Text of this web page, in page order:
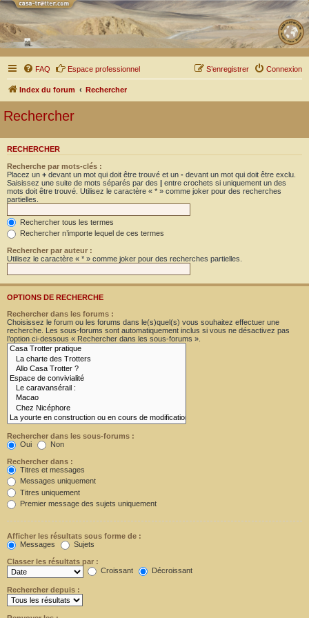
FAQ Espace professionnel Connexion
S’enregistrer
Index du forum Rechercher
Rechercher
RECHERCHER
Recherche par mots-clés :
Placez un + devant un mot qui doit être trouvé et un - devant un mot qui doit être exclu.
Saisissez une suite de mots séparés par des | entre crochets si uniquement un des
mots doit être trouvé. Utilisez le caractère « * » comme joker pour des recherches
partielles.
Rechercher tous les termes
Rechercher n’importe lequel de ces termes
Rechercher par auteur :
Utilisez le caractère « * » comme joker pour des recherches partielles.
OPTIONS DE RECHERCHE
Rechercher dans les forums :
Choisissez le forum ou les forums dans le(s)quel(s) vous souhaitez effectuer une
recherche. Les sous-forums sont automatiquement inclus si vous ne désactivez pas
l’option ci-dessous « Rechercher dans les sous-forums ».
Rechercher dans les sous-forums :
Oui
Non
Rechercher dans :
Titres et messages
Messages uniquement
Titres uniquement
Premier message des sujets uniquement
Afficher les résultats sous forme de :
Messages
Sujets
Classer les résultats par :
Croissant
Décroissant
Rechercher depuis :